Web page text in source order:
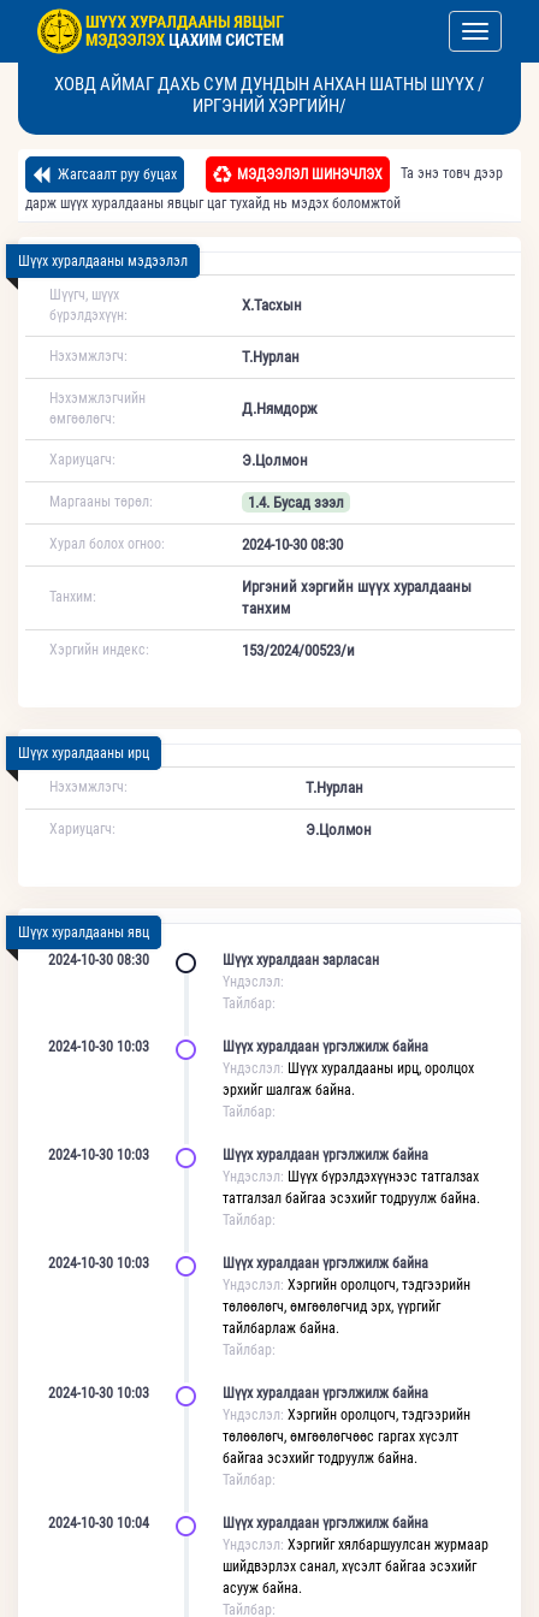
Toggle
ХОВД АЙМАГ ДАХЬ СУМ ДУНДЫН АНХАН ШАТНЫ ШҮҮХ /
ИРГЭНИЙ ХЭРГИЙН/
Жагсаалт руу буцах МЭДЭЭЛЭЛ ШИНЭЧЛЭХ
Та энэ товч дээр
дарж шүүх хуралдааны явцыг цаг тухайд нь мэдэх боломжтой
Шүүх хуралдааны мэдээлэл
Шүүгч, шүүх
бүрэлдэхүүн:
Х.Тасхын
Нэхэмжлэгч: Т.Нурлан
Нэхэмжлэгчийн
өмгөөлөгч:
Д.Нямдорж
Хариуцагч: Э.Цолмон
Маргааны төрөл: 1.4. Бусад зээл
Хурал болох огноо: 2024-10-30 08:30
Танхим:
Иргэний хэргийн шүүх хуралдааны
танхим
Хэргийн индекс: 153/2024/00523/и
Шүүх хуралдааны ирц
Нэхэмжлэгч:
Т.Нурлан
Хариуцагч: Э.Цолмон
Шүүх хуралдааны явц
2024-10-30 08:30
Шүүх хуралдаан зарласан
Үндэслэл:
Тайлбар:
2024-10-30 10:03
Шүүх хуралдаан үргэлжилж байна
Үндэслэл: Шүүх хуралдааны ирц, оролцох
эрхийг шалгаж байна.
Тайлбар:
2024-10-30 10:03
Шүүх хуралдаан үргэлжилж байна
Үндэслэл: Шүүх бүрэлдэхүүнээс татгалзах
татгалзал байгаа эсэхийг тодруулж байна.
Тайлбар:
2024-10-30 10:03
Шүүх хуралдаан үргэлжилж байна
Үндэслэл: Хэргийн оролцогч, тэдгээрийн
төлөөлөгч, өмгөөлөгчид эрх, үүргийг
тайлбарлаж байна.
Тайлбар:
2024-10-30 10:03
Шүүх хуралдаан үргэлжилж байна
Үндэслэл: Хэргийн оролцогч, тэдгээрийн
төлөөлөгч, өмгөөлөгчөөс гаргах хүсэлт
байгаа эсэхийг тодруулж байна.
Тайлбар:
2024-10-30 10:04
Шүүх хуралдаан үргэлжилж байна
Үндэслэл: Хэргийг хялбаршуулсан журмаар
шийдвэрлэх санал, хүсэлт байгаа эсэхийг
асууж байна.
Тайлбар: